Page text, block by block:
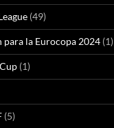
(49)
para la Eurocopa 2024 (1)
(1)
(5)